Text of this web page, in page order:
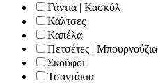
Γάντια | Κασκόλ
Κάλτσες
Καπέλα
Πετσέτες | Μπουρνούζια
Σκούφοι
Τσαντάκια